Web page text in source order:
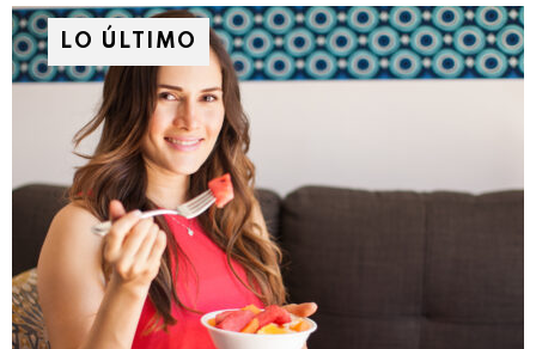
LO ÚLTIMO